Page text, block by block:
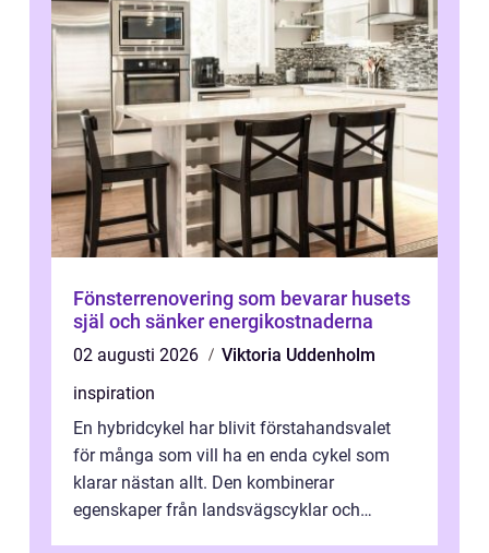
Fönsterrenovering som bevarar husets
själ och sänker energikostnaderna
02 augusti 2026
Viktoria Uddenholm
inspiration
En hybridcykel har blivit förstahandsvalet
för många som vill ha en enda cykel som
klarar nästan allt. Den kombinerar
egenskaper från landsvägscyklar och